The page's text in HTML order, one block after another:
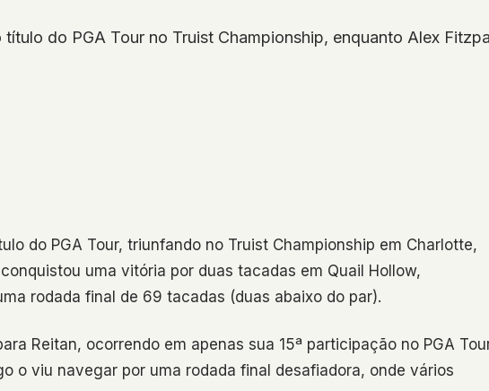
do PGA Tour no Truist Championship, enquanto Alex
do PGA Tour, triunfando no Truist Championship em Charlotte,
uma vitória por duas tacadas em Quail Hollow,
rodada final de 69 tacadas (duas abaixo do par).
Reitan, ocorrendo em apenas sua 15ª participação no PGA
o viu navegar por uma rodada final desafiadora, onde vários